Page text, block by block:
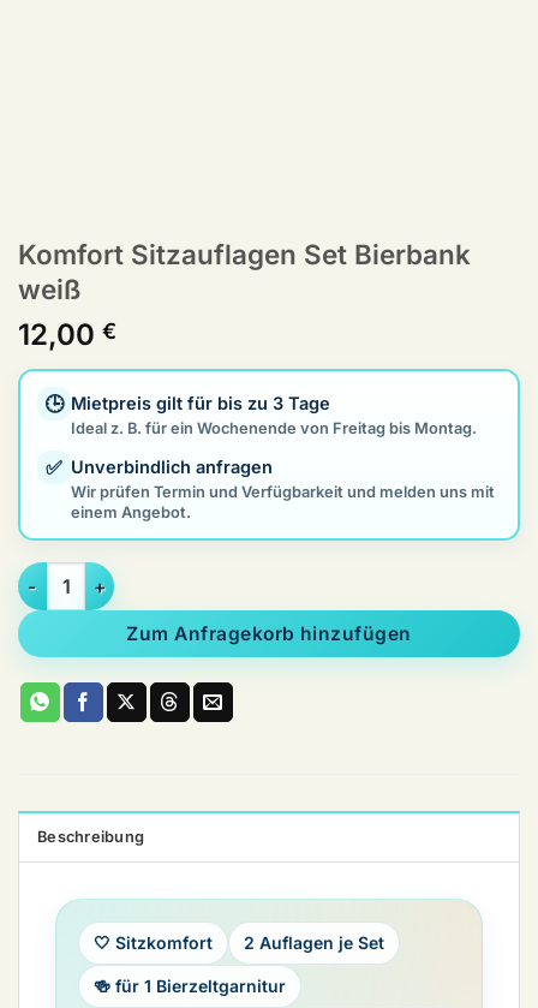
Komfort Sitzauflagen Set Bierbank
weiß
12,00 €
🕒 Mietpreis gilt für bis zu 3 Tage
Ideal z. B. für ein Wochenende von Freitag bis Montag.
✅ Unverbindlich anfragen
Wir prüfen Termin und Verfügbarkeit und melden uns mit
einem Angebot.
Komfort Sitzauflagen Set Bierbank weiß Menge
Zum Anfragekorb hinzufügen
Beschreibung
🤍 Sitzkomfort 2 Auflagen je Set
🍻 für 1 Bierzeltgarnitur